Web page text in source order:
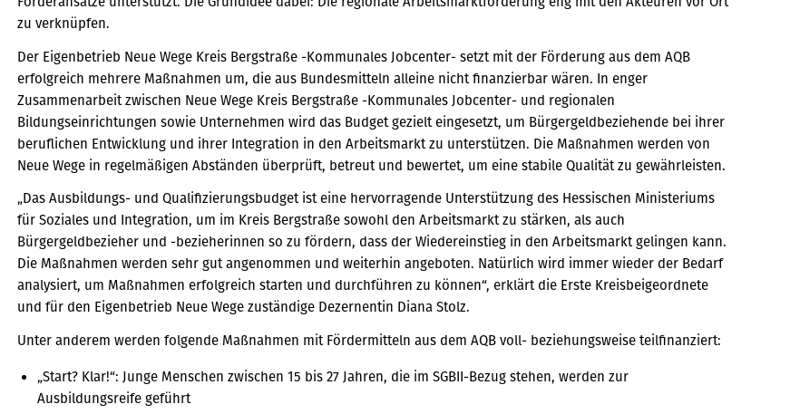
zu verknüpfen.
Der Eigenbetrieb Neue Wege Kreis Bergstraße -Kommunales Jobcenter- setzt mit der Förderung aus dem AQB
erfolgreich mehrere Maßnahmen um, die aus Bundesmitteln alleine nicht finanzierbar wären. In enger
Zusammenarbeit zwischen Neue Wege Kreis Bergstraße -Kommunales Jobcenter- und regionalen
Bildungseinrichtungen sowie Unternehmen wird das Budget gezielt eingesetzt, um Bürgergeldbeziehende bei ihrer
beruflichen Entwicklung und ihrer Integration in den Arbeitsmarkt zu unterstützen. Die Maßnahmen werden von
Neue Wege in regelmäßigen Abständen überprüft, betreut und bewertet, um eine stabile Qualität zu gewährleisten.
„Das Ausbildungs- und Qualifizierungsbudget ist eine hervorragende Unterstützung des Hessischen Ministeriums
für Soziales und Integration, um im Kreis Bergstraße sowohl den Arbeitsmarkt zu stärken, als auch
Bürgergeldbezieher und -bezieherinnen so zu fördern, dass der Wiedereinstieg in den Arbeitsmarkt gelingen kann.
Die Maßnahmen werden sehr gut angenommen und weiterhin angeboten. Natürlich wird immer wieder der Bedarf
analysiert, um Maßnahmen erfolgreich starten und durchführen zu können“, erklärt die Erste Kreisbeigeordnete
und für den Eigenbetrieb Neue Wege zuständige Dezernentin Diana Stolz.
Unter anderem werden folgende Maßnahmen mit Fördermitteln aus dem AQB voll- beziehungsweise teilfinanziert:
„Start? Klar!“: Junge Menschen zwischen 15 bis 27 Jahren, die im SGBII-Bezug stehen, werden zur
Ausbildungsreife geführt